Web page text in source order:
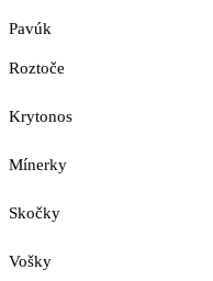
Pavúk
Roztoče
Krytonos
Mínerky
Skočky
Vošky